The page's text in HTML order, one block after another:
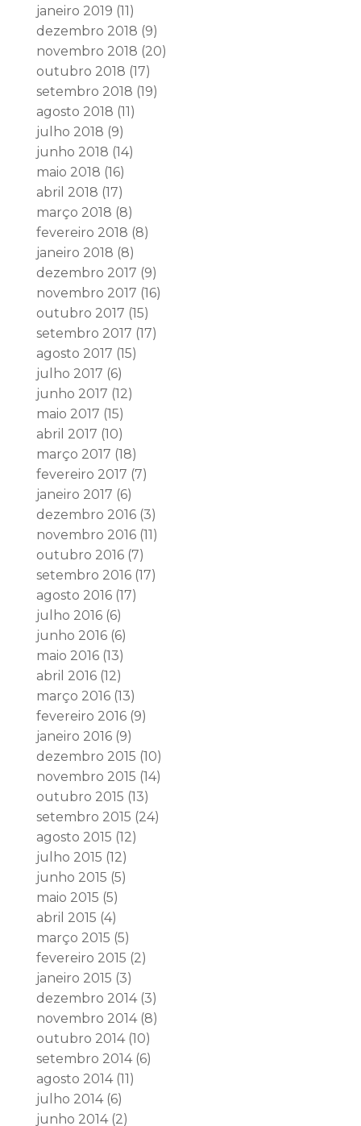
janeiro 2019 (11)
dezembro 2018 (9)
novembro 2018 (20)
outubro 2018 (17)
setembro 2018 (19)
agosto 2018 (11)
julho 2018 (9)
junho 2018 (14)
maio 2018 (16)
abril 2018 (17)
março 2018 (8)
fevereiro 2018 (8)
janeiro 2018 (8)
dezembro 2017 (9)
novembro 2017 (16)
outubro 2017 (15)
setembro 2017 (17)
agosto 2017 (15)
julho 2017 (6)
junho 2017 (12)
maio 2017 (15)
abril 2017 (10)
março 2017 (18)
fevereiro 2017 (7)
janeiro 2017 (6)
dezembro 2016(3)
novembro 2016(11)
outubro 2016(7)
setembro 2016(17)
agosto 2016(17)
julho 2016(6)
junho 2016(6)
maio 2016(13)
abril 2016(12)
março 2016(13)
fevereiro 2016(9)
janeiro 2016(9)
dezembro 2015 (10)
novembro 2015 (14)
outubro 2015 (13)
setembro 2015 (24)
agosto 2015 (12)
julho 2015 (12)
junho 2015 (5)
maio 2015 (5)
abril 2015 (4)
março 2015 (5)
fevereiro 2015 (2)
janeiro 2015 (3)
dezembro 2014(3)
novembro 2014(8)
outubro 2014(10)
setembro 2014(6)
agosto 2014(11)
julho 2014(6)
junho 2014(2)